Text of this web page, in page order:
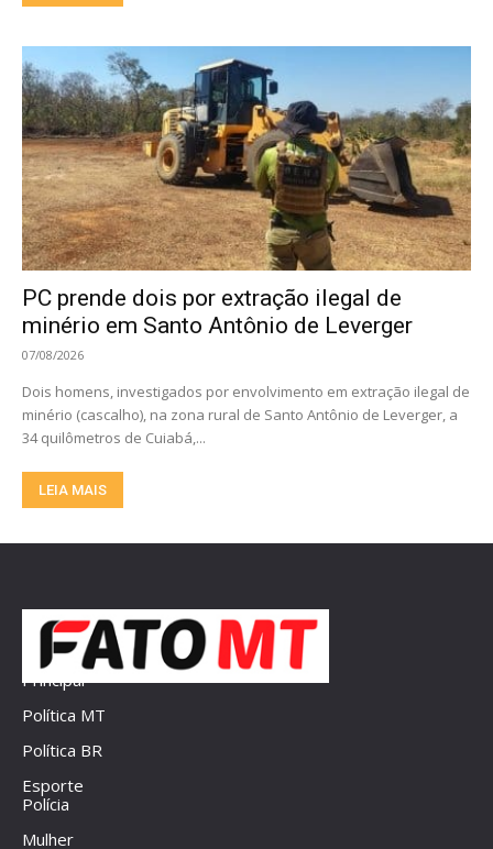
PC prende dois por extração ilegal de
minério em Santo Antônio de Leverger
07/08/2026
Dois homens, investigados por envolvimento em extração ilegal de
minério (cascalho), na zona rural de Santo Antônio de Leverger, a
34 quilômetros de Cuiabá,...
LEIA MAIS
Principal
Política MT
Política BR
Esporte
Polícia
Mulher